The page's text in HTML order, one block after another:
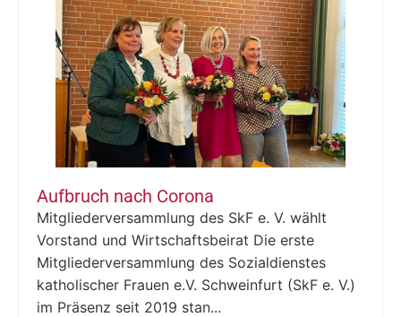
Aufbruch nach Corona
Mitgliederversammlung des SkF e. V. wählt
Vorstand und Wirtschaftsbeirat Die erste
Mitgliederversammlung des Sozialdienstes
katholischer Frauen e.V. Schweinfurt (SkF e. V.)
im Präsenz seit 2019 stan...